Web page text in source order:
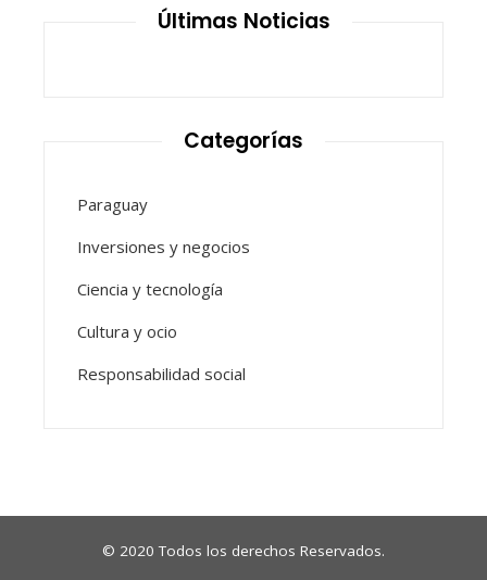
Últimas Noticias
Categorías
Paraguay
Inversiones y negocios
Ciencia y tecnología
Cultura y ocio
Responsabilidad social
© 2020 Todos los derechos Reservados.